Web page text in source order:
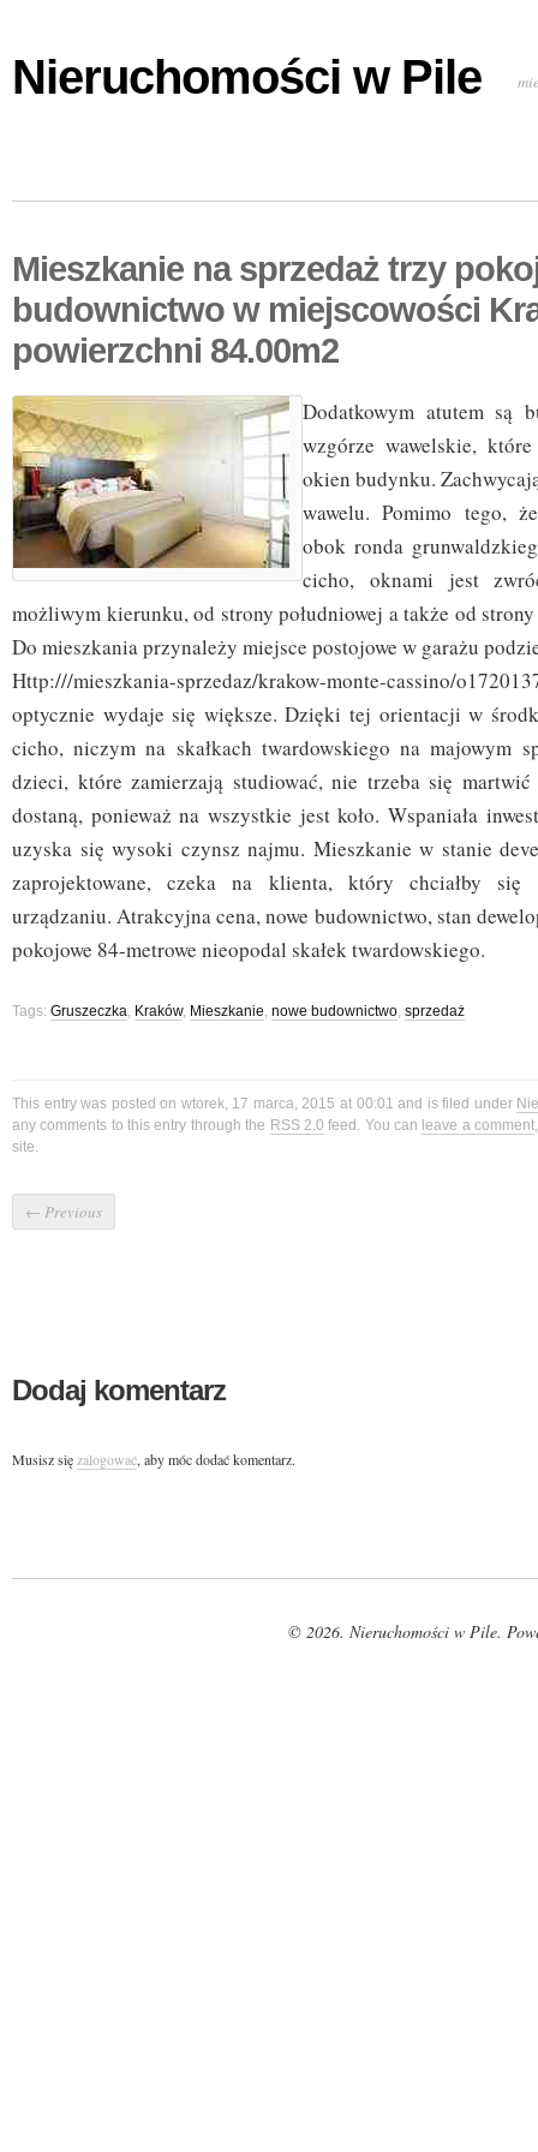
Nieruchomości w Pile
Mieszkanie na sprzedaż trzy
budownictwo w miejscowości
powierzchni 84.00m2
Dodatkowym atutem są
wzgórze wawelskie,
okien budynku.
wawelu. Pomimo tego,
obok ronda
cicho, oknami jest
możliwym kierunku, od strony południowej a także od
Do mieszkania przynależy miejsce postojowe w garażu
Http:///mieszkania-sprzedaz/krakow-monte-cassino/
optycznie wydaje się większe. Dzięki tej orientacji w
cicho, niczym na skałkach twardowskiego na majowym
dzieci, które zamierzają studiować, nie trzeba się
dostaną, ponieważ na wszystkie jest koło. Wspaniała
uzyska się wysoki czynsz najmu. Mieszkanie w stanie
zaprojektowane, czeka na klienta, który chciałby
urządzaniu. Atrakcyjna cena, nowe budownictwo, stan
pokojowe 84-metrowe nieopodal skałek twardowskiego.
Tags: Gruszeczka, Kraków, Mieszkanie, nowe budownictwo, sprzedaż
This entry was posted on wtorek, 17 marca, 2015 at 00:01 and is filed under
any comments to this entry through the RSS 2.0 feed. You can leave a comment
site.
← Previous
Dodaj komentarz
Musisz sięzalogować, aby móc dodać komentarz.
© 2026. Nieruchomości w Pile.